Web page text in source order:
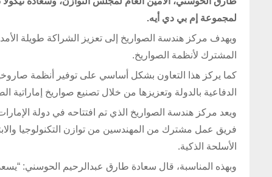
لمجموعة إم بي دي أيه.
ويهدف مركز هندسة الصواريخ إلى تعزيز الشراكة طويلة
المشترك لأنظمة الصواريخ.
كما يركز هذا التعاون بشكل أساسي على توفير أنظمة
الدفاعية بالدولة وتعزيزها من خلال تصنيع صواريخ إماراتية
ويعد مركز هندسة الصواريخ الذي تم افتتاحه في دولة
فريق عمل مشترك من المهندسين من توازن التكنولوجيا
الأسلحة الذكية.
وبهذه المناسبة، قال سعادة طارق عبدالرحيم الحوسني: